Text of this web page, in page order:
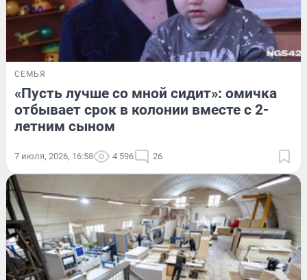
СЕМЬЯ
«Пусть лучше со мной сидит»: омичка
отбывает срок в колонии вместе с 2-
летним сыном
7 июля, 2026, 16:58 4 596 26